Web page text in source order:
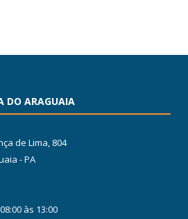
DO ARAGUAIA
de Lima, 804
- PA
às 13:00